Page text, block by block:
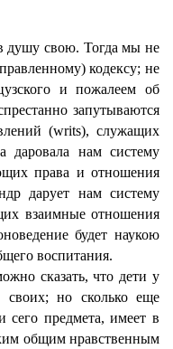
душу свою. Тогда мы не
кодексу; не
и пожалеем об
запутываются
(writs), служащих
даровала нам систему
права и отношения
дарует нам систему
взаимные отношения
будет наукою
воспитания.
сказать, что дети у
своих; но сколько еще
предмета, имеет в
общим нравственным